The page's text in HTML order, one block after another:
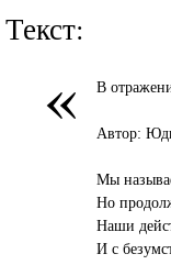
Текст:
« В
Автор:
Мы
Но
Наши
И с